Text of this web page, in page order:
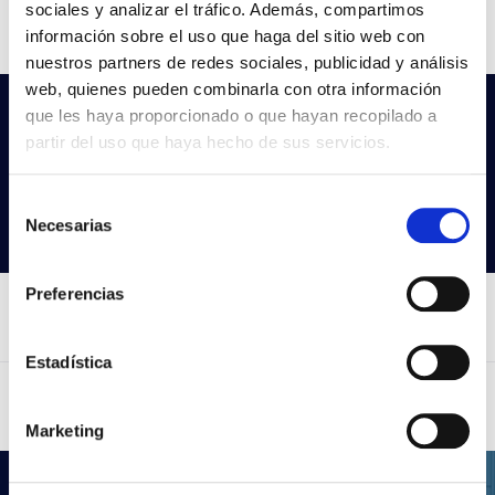
sociales y analizar el tráfico. Además, compartimos
información sobre el uso que haga del sitio web con
nuestros partners de redes sociales, publicidad y análisis
web, quienes pueden combinarla con otra información
que les haya proporcionado o que hayan recopilado a
partir del uso que haya hecho de sus servicios.
Necesarias
Preferencias
Estadística
Marketing
CCT 4.000K
Não encontras o que procuras?
Experimenta a nossa pesquisa avançada